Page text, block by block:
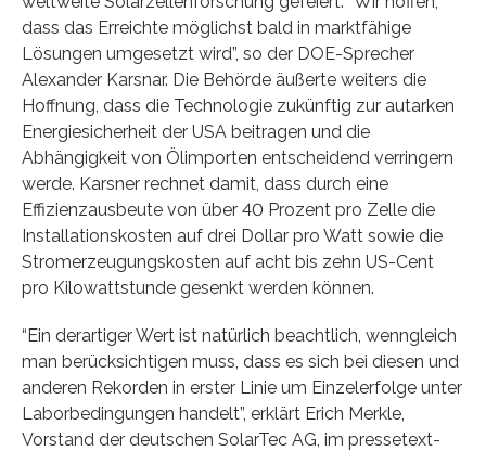
dass das Erreichte möglichst bald in marktfähige
Lösungen umgesetzt wird”, so der DOE-Sprecher
Alexander Karsnar. Die Behörde äußerte weiters die
Hoffnung, dass die Technologie zukünftig zur autarken
Energiesicherheit der USA beitragen und die
Abhängigkeit von Ölimporten entscheidend verringern
werde. Karsner rechnet damit, dass durch eine
Effizienzausbeute von über 40 Prozent pro Zelle die
Installationskosten auf drei Dollar pro Watt sowie die
Stromerzeugungskosten auf acht bis zehn US-Cent
pro Kilowattstunde gesenkt werden können.
“Ein derartiger Wert ist natürlich beachtlich, wenngleich
man berücksichtigen muss, dass es sich bei diesen und
anderen Rekorden in erster Linie um Einzelerfolge unter
Laborbedingungen handelt”, erklärt Erich Merkle,
Vorstand der deutschen SolarTec AG, im pressetext-